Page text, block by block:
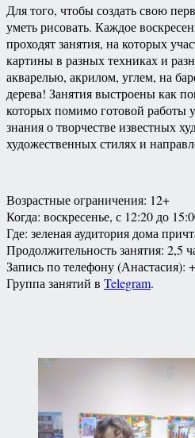
Для того, чтобы создать свою
уметь рисовать. Каждое
проходят занятия, на которых
картины в разных техниках и
акварелью, акрилом, углем, на
дерева! Занятия выстроены как
которых помимо готовой работы
знания о творчестве известных
художественных стилях и
Возрастные ограничения: 12+
Когда: воскресенье, с 12:20 до
Где: зеленая аудитория дома
Продолжительность занятия: 2,5
Запись по телефону (Анастасия):
Группа занятий в Telegram.